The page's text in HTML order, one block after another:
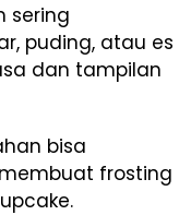
sering
puding, atau es
dan tampilan
bisa
frosting